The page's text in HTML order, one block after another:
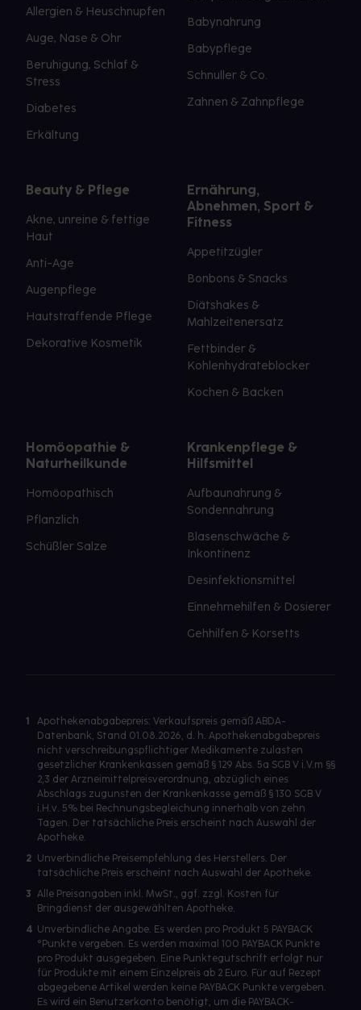
Allergien & Heuschnupfen
Auge, Nase & Ohr
Beruhigung, Schlaf &
Stress
Diabetes
Erkältung
Babynahrung
Babypflege
Schnuller & Co.
Zahnen & Zahnpflege
Beauty & Pflege
Akne, unreine & fettige
Haut
Anti-Age
Augenpflege
Hautstraffende Pflege
Dekorative Kosmetik
Ernährung,
Abnehmen, Sport &
Fitness
Appetitzügler
Bonbons & Snacks
Diätshakes &
Mahlzeitenersatz
Fettbinder &
Kohlenhydrateblocker
Kochen & Backen
Homöopathie &
Naturheilkunde
Homöopathisch
Pflanzlich
Schüßler Salze
Krankenpflege &
Hilfsmittel
Aufbaunahrung &
Sondennahrung
Blasenschwäche &
Inkontinenz
Desinfektionsmittel
Einnehmehilfen & Dosierer
Gehhilfen & Korsetts
1
Apothekenabgabepreis: Verkaufspreis gemäß ABDA-
Datenbank, Stand 01.08.2026, d. h. Apothekenabgabepreis
nicht verschreibungspflichtiger Medikamente zulasten
gesetzlicher Krankenkassen gemäß § 129 Abs. 5a SGB V i.V.m §§
2,3 der Arzneimittelpreisverordnung, abzüglich eines
Abschlags zugunsten der Krankenkasse gemäß § 130 SGB V
i.H.v. 5% bei Rechnungsbegleichung innerhalb von zehn
Tagen. Der tatsächliche Preis erscheint nach Auswahl der
Apotheke.
2 Unverbindliche Preisempfehlung des Herstellers. Der
tatsächliche Preis erscheint nach Auswahl der Apotheke.
3 Alle Preisangaben inkl. MwSt., ggf. zzgl. Kosten für
Bringdienst der ausgewählten Apotheke.
4 Unverbindliche Angabe. Es werden pro Produkt 5 PAYBACK
°Punkte vergeben. Es werden maximal 100 PAYBACK Punkte
pro Produkt ausgegeben. Eine Punktegutschrift erfolgt nur
für Produkte mit einem Einzelpreis ab 2 Euro. Für auf Rezept
abgegebene Artikel werden keine PAYBACK Punkte vergeben.
Es wird ein Benutzerkonto benötigt, um die PAYBACK-